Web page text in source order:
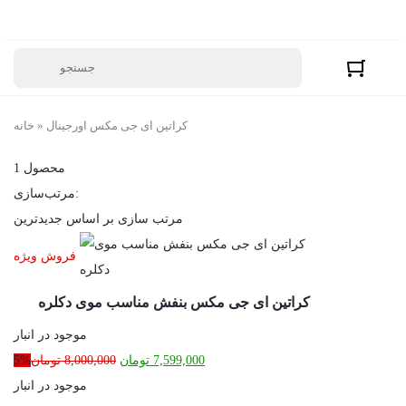
خانه » کراتین ای جی مکس اورجینال
1 محصول
مرتب‌سازی:
مرتب سازی بر اساس جدیدترین
فروش ویژه
کراتین ای جی مکس بنفش مناسب موی دکلره
موجود در انبار
5%
8,000,000 تومان
قیمت 7,599,000 تومان
قیمت
موجود در انبار